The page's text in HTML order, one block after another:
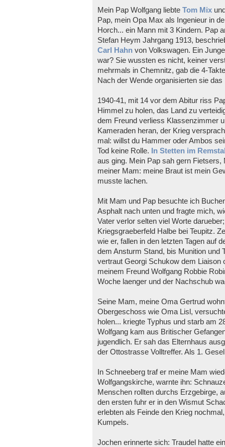
Mein Pap Wolfgang liebte Tom Mix
Pap, mein Opa Max als Ingenieur in
Horch... ein Mann mit 3 Kindern. Pap
Stefan Heym Jahrgang 1913,
Carl Hahn von Volkswagen. Ein
war? Sie wussten es nicht, keiner
mehrmals in Chemnitz, gab die 4-
Nach der Wende organisierten sie
1940-41, mit 14 vor dem Abitur riss
Himmel zu holen, das Land zu
dem Freund verliess Klassenzimmer
Kameraden heran, der Krieg
mal: willst du Hammer oder Ambos
Tod keine Rolle.
In Stetten im
aus ging. Mein Pap sah gern
meiner Mam: meine Braut ist mein
musste lachen.
Mit Mam und Pap besuchte ich
Asphalt nach unten und fragte mich,
Vater verlor selten viel Worte
Kriegsgraeberfeld Halbe bei Teupitz.
wie er, fallen in den letzten Tagen auf
dem Ansturm Stand, bis Munition und
vertraut Georgi Schukow dem Liaison
meinem Freund Wolfgang Robbie
Woche laenger und der Nachschub
Seine Mam, meine Oma Gertrud
Obergeschoss wie Oma Lisl,
holen... kriegte Typhus und starb am
Wolfgang kam aus Britischer
jugendlich. Er sah das Elternhaus
der Ottostrasse Volltreffer. Als 1.
In Schneeberg traf er meine Mam
Wolfgangskirche, warnte ihn:
Menschen rollten durchs Erzgebirge,
den ersten fuhr er in den Wismut
erlebten als Feinde den Krieg
Kumpels.
Jochen erinnerte sich: Traudel hatte